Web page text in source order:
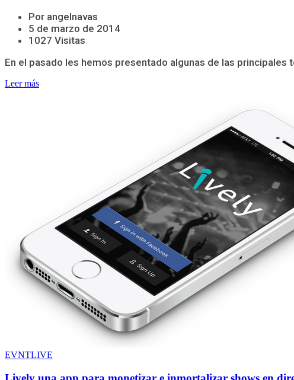
Por angelnavas
5 de marzo de 2014
1027 Visitas
En el pasado les hemos presentado algunas de las
Leer más
EVNTLIVE